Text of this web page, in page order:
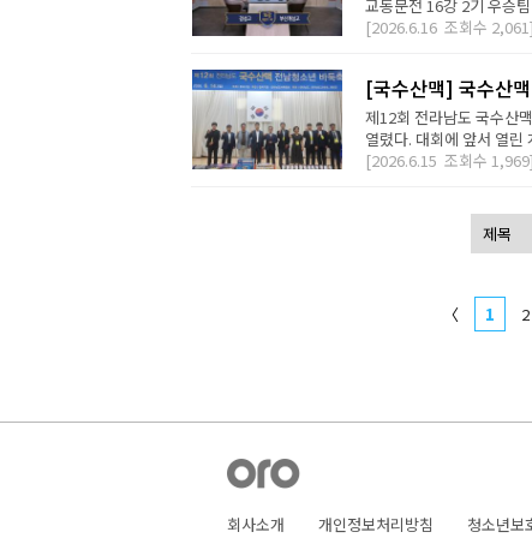
교동문전 16강 2기 우승
[2026.6.16 조회수 2,061]
[국수산맥] 국수산
제12회 전라남도 국수산
열렸다. 대회에 앞서 열린
[2026.6.15 조회수 1,969]
〈 1 2
회사소개 개인정보처리방침 청소년보